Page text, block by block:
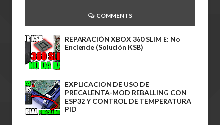
COMMENTS
REPARACIÓN XBOX 360 SLIM E: No
Enciende (Solución KSB)
EXPLICACION DE USO DE
PRECALENTA-MOD REBALLING CON
ESP32 Y CONTROL DE TEMPERATURA
PID